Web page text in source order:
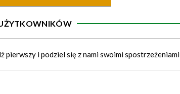
pierwszy i podziel się z nami swoimi spostrzeżeniami